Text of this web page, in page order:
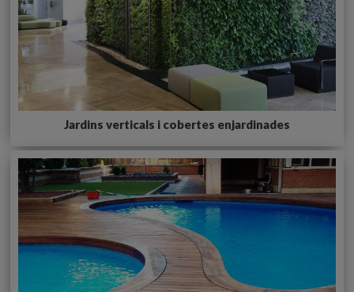
Jardins verticals i cobertes enjardinades